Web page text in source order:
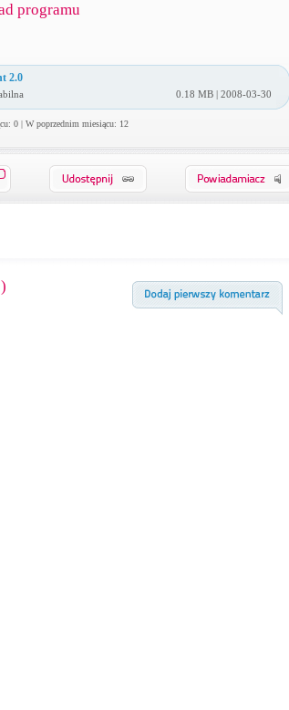
programu
2.0
0.18 MB | 2008-03-30
0 | W poprzednim miesiącu: 12
)